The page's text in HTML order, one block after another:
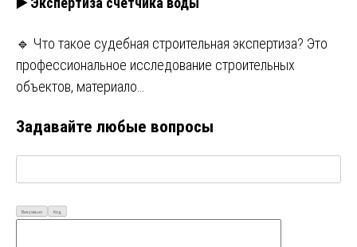
🔹 Что такое судебная строительная экспертиза? Это
профессиональное исследование строительных
объектов, материало…
Задавайте любые вопросы
Визуально Код